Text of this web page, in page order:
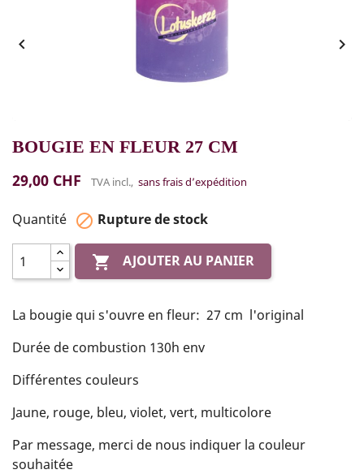
 
BOUGIE EN FLEUR 27 CM
29,00 CHF TVA incl., sans frais d’expédition
Quantité  Rupture de stock
 AJOUTER AU PANIER
La bougie qui s'ouvre en fleur: 27 cm l'original
Durée de combustion 130h env
Différentes couleurs
Jaune, rouge, bleu, violet, vert, multicolore
Par message, merci de nous indiquer la couleur
souhaitée